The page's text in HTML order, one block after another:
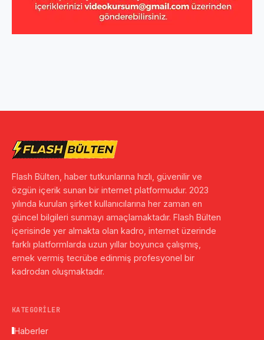
Flash Bülten, haber tutkunlarına hızlı, güvenilir ve
özgün içerik sunan bir internet platformudur. 2023
yılında kurulan şirket kullanıcılarına her zaman en
güncel bilgileri sunmayı amaçlamaktadır. Flash Bülten
içerisinde yer almakta olan kadro, internet üzerinde
farklı platformlarda uzun yıllar boyunca çalışmış,
emek vermiş tecrübe edinmiş profesyonel bir
kadrodan oluşmaktadır.
KATEGORILER
Haberler